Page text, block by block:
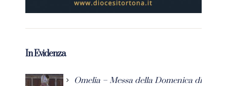
In Evidenza
Omelia – Messa della Domenica di